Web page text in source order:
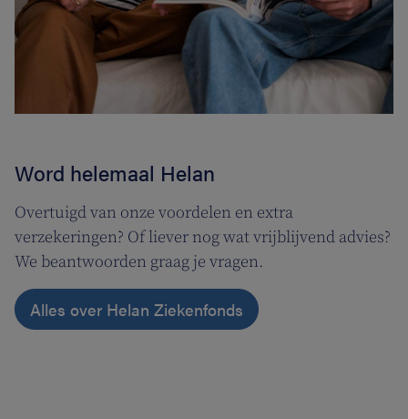
Word helemaal Helan
Overtuigd van onze voordelen en extra
verzekeringen? Of liever nog wat vrijblijvend advies?
We beantwoorden graag je vragen.
Alles over Helan Ziekenfonds